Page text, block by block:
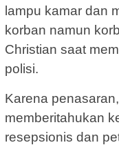
lampu kamar dan
korban namun
Christian saat
polisi.
Karena
memberitahukan
resepsionis dan